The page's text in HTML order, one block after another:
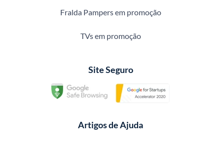
Fralda Pampers em promoção
TVs em promoção
Site Seguro
Artigos de Ajuda